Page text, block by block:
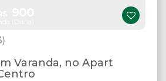
Varanda, no Apart